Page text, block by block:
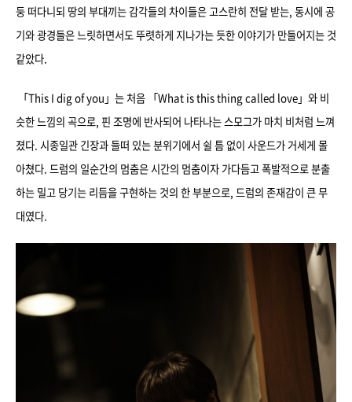
둥 떠다니되 땅의 부대끼는 감각들의 차이들은 고스란히 전달 받는, 동시에 공
기와 광경들은 느릿하면서도 뚜렷하게 지나가는 듯한 이야기가 만들어지는 것
같았다.
「This I dig of you」는 처음 「What is this thing called love」와 비
슷한 느낌의 곡으로, 핀 조명에 반사되어 나타나는 스모그가 마치 비처럼 느껴
졌다. 시종일관 긴장과 들떠 있는 분위기에서 쉴 틈 없이 사운드가 거세게 몰
아쳤다. 드럼의 일순간의 멈춤은 시간의 멈춤이자 가다듬고 폭발적으로 분출
하는 밀고 당기는 리듬을 구현하는 것의 한 부분으로, 드럼의 존재감이 큰 무
대였다.